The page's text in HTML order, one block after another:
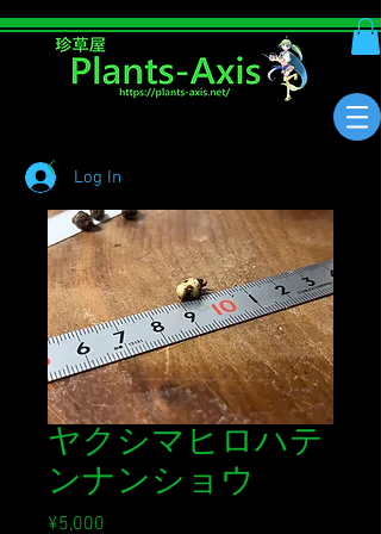
Log In
ヤクシマヒロハテ
ンナンショウ
¥5,000